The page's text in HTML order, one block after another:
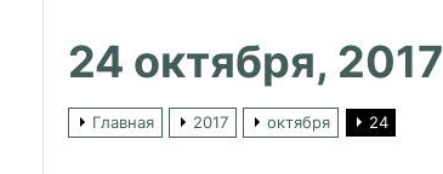
24 октября, 2017
Главная 2017 октября 24